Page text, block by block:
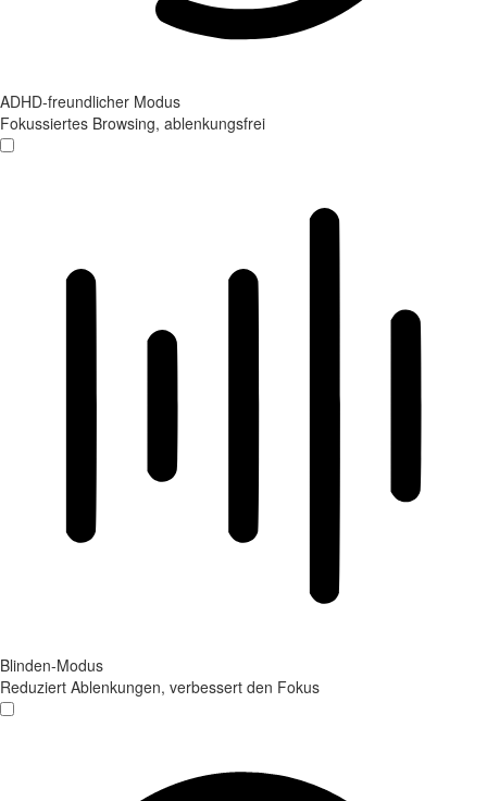
ADHD-freundlicher Modus
Fokussiertes Browsing, ablenkungsfrei
Blinden-Modus
Reduziert Ablenkungen, verbessert den Fokus